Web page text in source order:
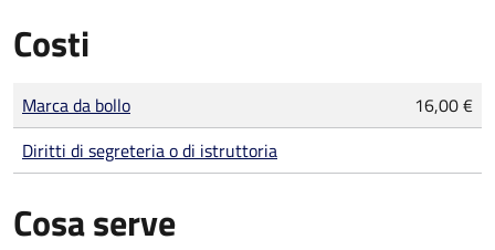
Costi
Tipo di pagamento
Importo
Marca da bollo
16,00 €
Diritti di segreteria o di istruttoria
Cosa serve